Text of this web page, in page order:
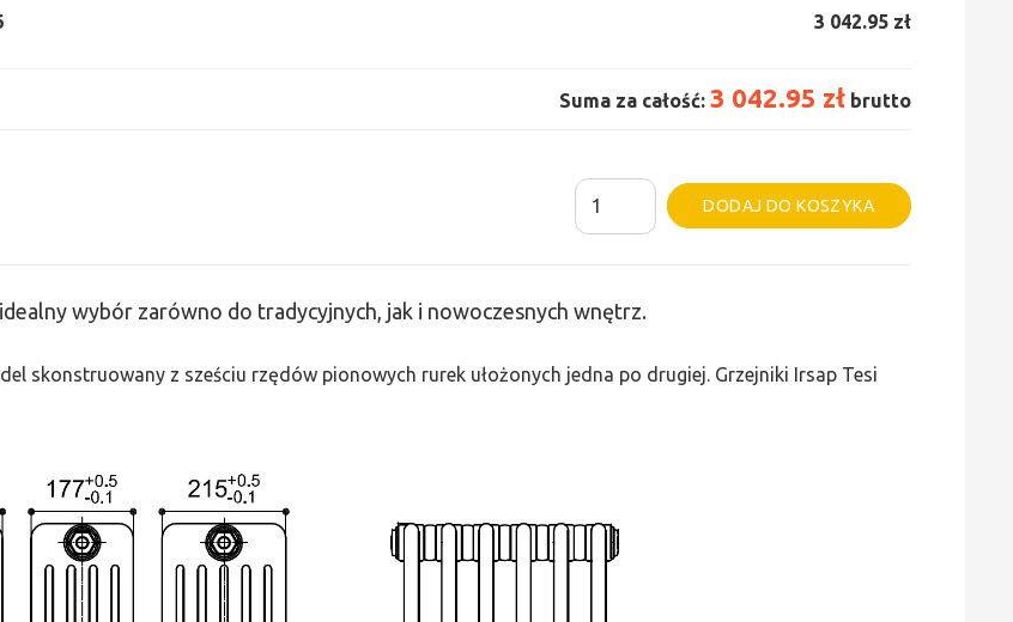
3 042.95 zł
Suma za całość: 3 042.95 zł brutto
ilość
Grzejnik
moc
1726
DODAJ DO KOSZYKA
Alternative:
wybór zarówno do tradycyjnych, jak i nowoczesnych wnętrz.
skonstruowany z sześciu rzędów pionowych rurek ułożonych jedna po drugiej. Grzejniki Irsap Tesi